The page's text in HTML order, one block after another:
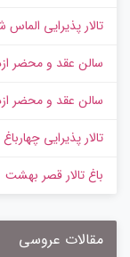
تالار پذیرایی
سالن عقد و محضر
سالن عقد و محضر
تالار پذیرایی چهارباغ
باغ تالار قصر بهشت
مقالات عروسی